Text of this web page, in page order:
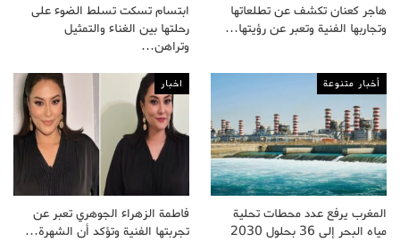
هاجر كعنان تكشف عن تطلعاتها
وتجاربها الفنية وتعبر عن رؤيتها…
ابتسام تسكت تسلط الضوء على
رحلتها بين الغناء والتمثيل
وتراهن…
أخبار متنوعة
المغرب يرفع عدد محطات تحلية
مياه البحر إلى 36 بحلول 2030
اخبار
فاطمة الزهراء الجوهري تعبر عن
تجربتها الفنية وتؤكد أن الشهرة…